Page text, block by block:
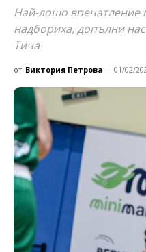
Най-лошо впечатление
надбориха, допълни
Тича
от Виктория Петрова - 01/02/